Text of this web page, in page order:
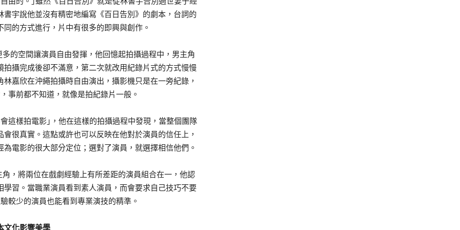
宇說他並沒有精密地編寫《百日告別》的劇本，台詞的
的方式進行，片中有很多的即興與創作。
的空間讓演員自由發揮，他回憶起拍攝過程中，男主角
攝完成後卻不滿意，第二次就改用紀錄片式的方式慢慢
嘉欣在沖繩拍攝時自由演出，攝影機只是在一旁紀錄，
事前都不知道，就像是拍紀錄片一般。
樣拍電影｣，他在這樣的拍攝過程中發現，當整個團隊
很真實。這點或許也可以反映在他對於演員的信任上，
電影的很大部分定位；選對了演員，就選擇相信他們。
，將兩位在戲劇經驗上有所差距的演員組合在一，他認
習。當職業演員看到素人演員，而會要求自己技巧不要
較少的演員也能看到專業演技的精準。
文化影響美學